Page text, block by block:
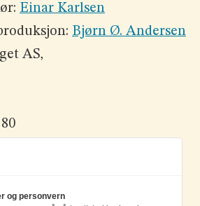
Einar Karlsen
Bjørn Ø. Andersen
AS,
og personvern